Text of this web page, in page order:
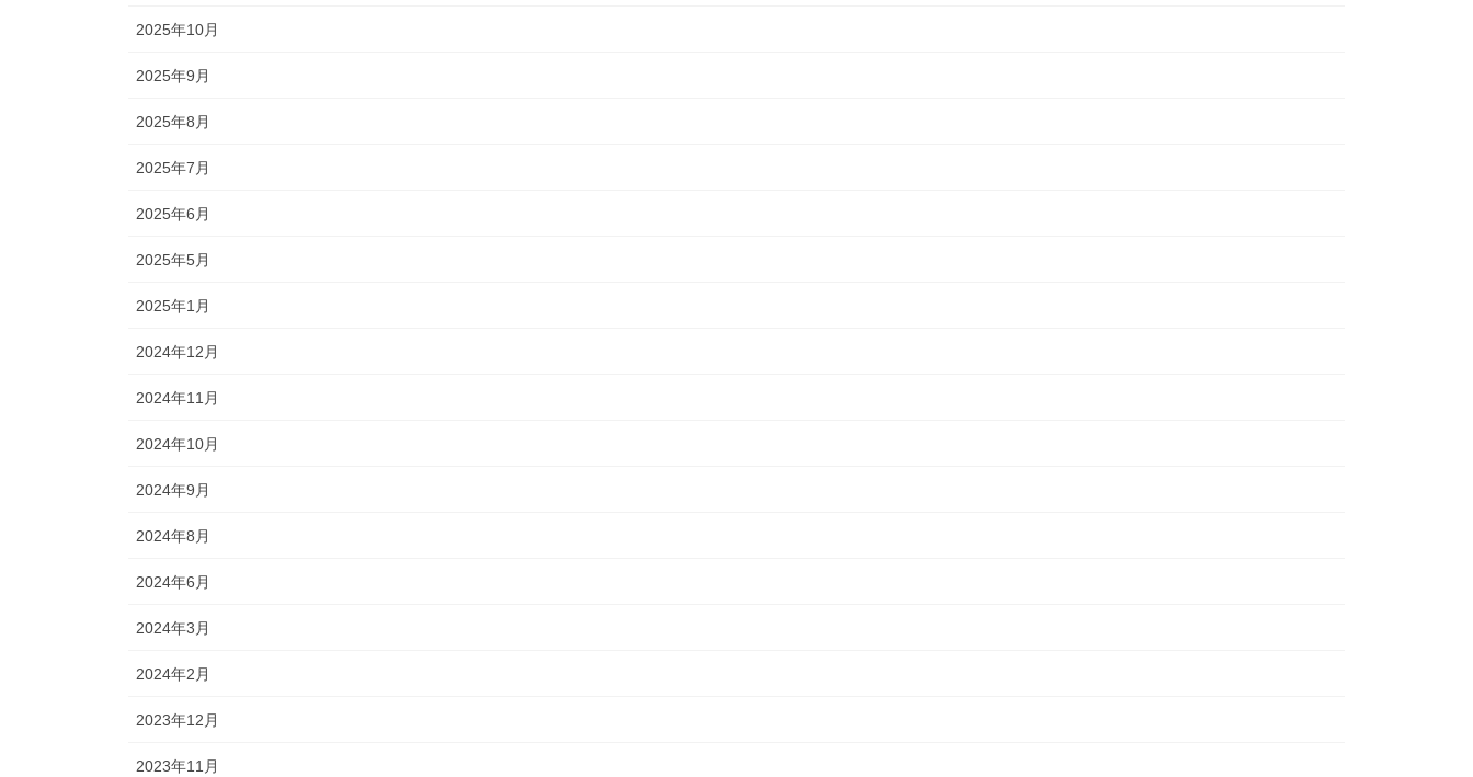
2025年10月
2025年9月
2025年8月
2025年7月
2025年6月
2025年5月
2025年1月
2024年12月
2024年11月
2024年10月
2024年9月
2024年8月
2024年6月
2024年3月
2024年2月
2023年12月
2023年11月